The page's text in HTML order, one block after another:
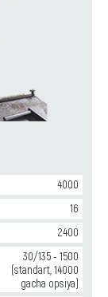
4000
16
2400
30/135 - 1500
(standart, 14000
gacha opsiya)